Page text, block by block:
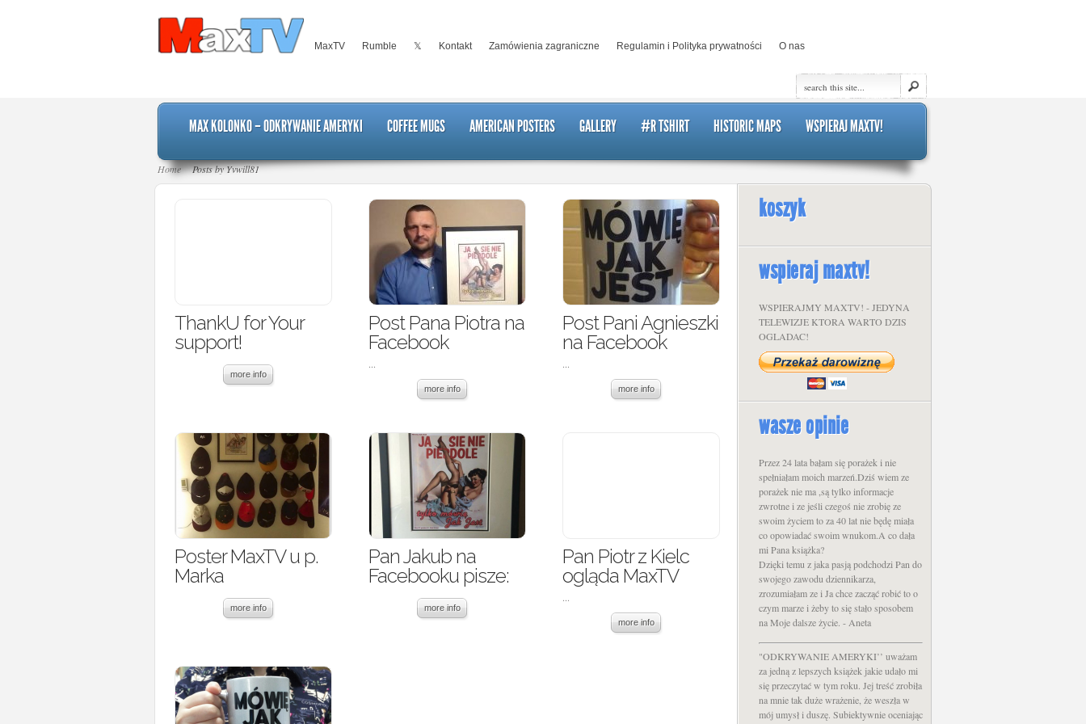
MaxTV Rumble 𝕏 Kontakt Zamówienia zagraniczne Regulamin i Polityka prywatności O nas
MAX KOLONKO – ODKRYWANIE AMERYKI COFFEE MUGS AMERICAN POSTERS GALLERY #R TSHIRT HISTORIC MAPS WSPIERAJ MAXTV!
Home Posts by Yvwill81
ThankU for Your
support!
more info
Post Pana Piotra na
Facebook
...
more info
Post Pani Agnieszki
na Facebook
...
more info
Poster MaxTV u p.
Marka
more info
Pan Jakub na
Facebooku pisze:
more info
Pan Piotr z Kielc
ogląda MaxTV
...
more info
koszyk
wspieraj maxtv!
WSPIERAJMY MAXTV! - JEDYNA
TELEWIZJE KTORA WARTO DZIS
OGLADAC!
wasze opinie
Przez 24 lata bałam się porażek i nie
spełniałam moich marzeń.Dziś wiem ze
porażek nie ma ,są tylko informacje
zwrotne i ze jeśli czegoś nie zrobię ze
swoim życiem to za 40 lat nie będę miała
co opowiadać swoim wnukom.A co dała
mi Pana książka?
Dzięki temu z jaka pasją podchodzi Pan do
swojego zawodu dziennikarza,
zrozumiałam ze i Ja chce zacząć robić to o
czym marze i żeby to się stało sposobem
na Moje dalsze życie. - Aneta
"ODKRYWANIE AMERYKI’’ uważam
za jedną z lepszych książek jakie udało mi
się przeczytać w tym roku. Jej treść zrobiła
na mnie tak duże wrażenie, że weszła w
mój umysł i duszę. Subiektywnie oceniając